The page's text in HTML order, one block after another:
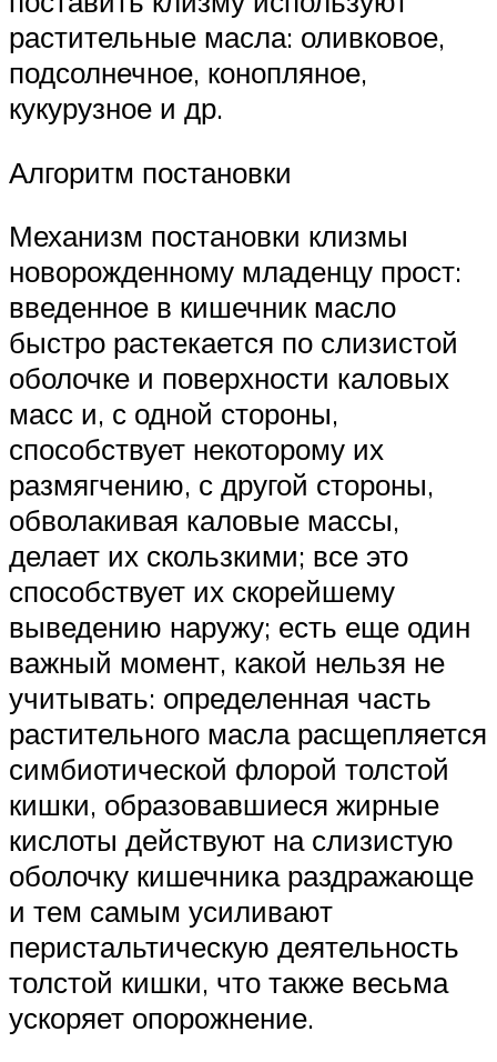
растительные масла: оливковое,
подсолнечное, конопляное,
кукурузное и др.
Алгоритм постановки
Механизм постановки клизмы
новорожденному младенцу прост:
введенное в кишечник масло
быстро растекается по слизистой
оболочке и поверхности каловых
масс и, с одной стороны,
способствует некоторому их
размягчению, с другой стороны,
обволакивая каловые массы,
делает их скользкими; все это
способствует их скорейшему
выведению наружу; есть еще один
важный момент, какой нельзя не
учитывать: определенная часть
растительного масла расщепляется
симбиотической флорой толстой
кишки, образовавшиеся жирные
кислоты действуют на слизистую
оболочку кишечника раздражающе
и тем самым усиливают
перистальтическую деятельность
толстой кишки, что также весьма
ускоряет опорожнение.